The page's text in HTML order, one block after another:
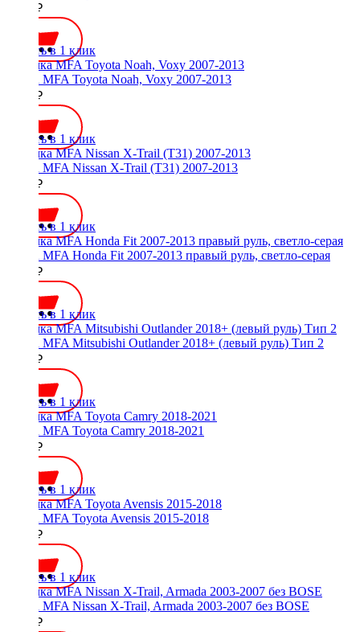
2100 ₽
Купить в 1 клик
Рамка MFA Toyota Noah, Voxy 2007-2013
1500 ₽
Купить в 1 клик
Рамка MFA Nissan X-Trail (T31) 2007-2013
2200 ₽
Купить в 1 клик
Рамка MFA Honda Fit 2007-2013 правый руль, светло-серая
2200 ₽
Купить в 1 клик
Рамка MFA Mitsubishi Outlander 2018+ (левый руль) Тип 2
2500 ₽
Купить в 1 клик
Рамка MFA Toyota Camry 2018-2021
2800 ₽
Купить в 1 клик
Рамка MFA Toyota Avensis 2015-2018
2000 ₽
Купить в 1 клик
Рамка MFA Nissan X-Trail, Armada 2003-2007 без BOSE
2000 ₽